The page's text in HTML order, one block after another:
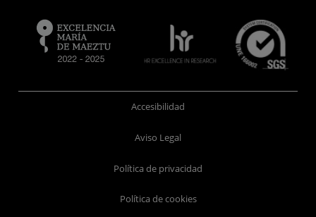
Accesibilidad
Aviso Legal
Política de privacidad
Política de cookies